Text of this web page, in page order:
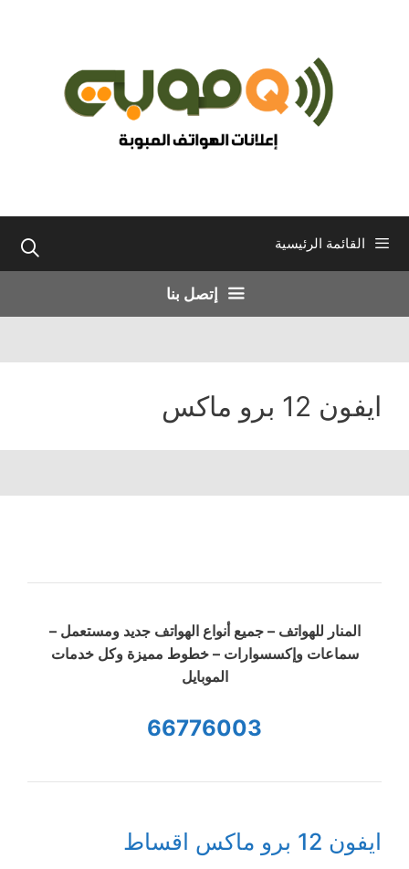
القائمة الرئيسية
إتصل بنا
ايفون 12 برو ماكس
المنار للهواتف – جميع أنواع الهواتف جديد ومستعمل –
سماعات وإكسسوارات – خطوط مميزة وكل خدمات
الموبايل
66776003
ايفون 12 برو ماكس اقساط